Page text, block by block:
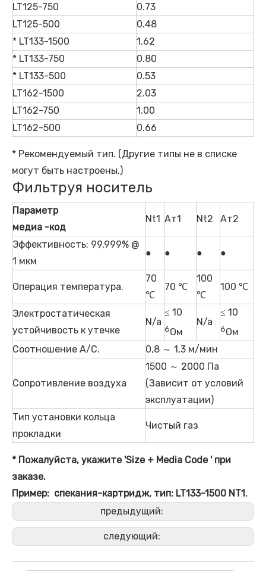
LT125-750
0.73
LT125-500
0.48
* LT133-1500
1.62
* LT133-750
0.80
* LT133-500
0.53
LT162-1500
2.03
LT162-750
1.00
LT162-500
0.66
* Рекомендуемый тип. (Другие типы не в списке
могут быть настроены.)
Фильтруя носитель
Параметр
медиа -код
Nt1 Ат1 Nt2 Ат2
Эффективность: 99,999% @
1 мкм
● ● ● ●
Операция температура.
70
℃
70 ℃
100
℃
100 ℃
Электростатическая
устойчивость к утечке
N/a
≤ 10
6Ом
N/a
≤ 10
6Ом
Соотношение A/C.
0,8 ～ 1,3 м/мин
Сопротивление воздуха
1500 ～ 2000 Па
(Зависит от условий
эксплуатации)
Тип установки кольца
прокладки
Чистый газ
* Пожалуйста, укажите 'Size + Media Code ' при
заказе.
Пример: спекания-картридж, тип: LT133-1500 NT1.
предыдущий:
следующий: